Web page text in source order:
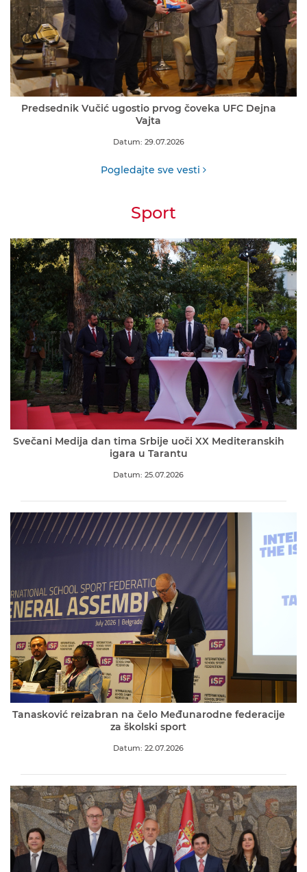
Predsednik Vučić ugostio prvog čoveka UFC Dejna
Vajta
Datum: 29.07.2026
Pogledajte sve vesti
Sport
Svečani Medija dan tima Srbije uoči XX Mediteranskih
igara u Tarantu
Datum: 25.07.2026
Tanasković reizabran na čelo Međunarodne federacije
za školski sport
Datum: 22.07.2026